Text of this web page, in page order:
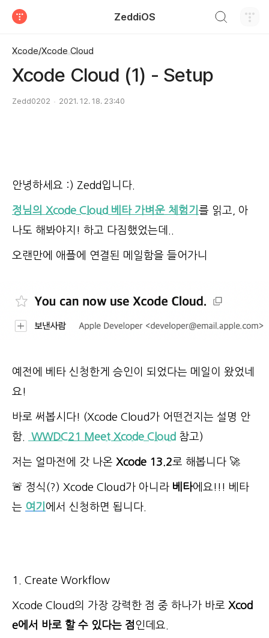
ZeddiOS
Xcode/Xcode Cloud
Xcode Cloud (1) - Setup
Zedd0202 2021. 12. 18. 23:40
안녕하세요 :) Zedd입니다.
정님의 Xcode Cloud 베타 가벼운 체험기 를 읽고, 아
나도 해봐야지! 하고 다짐했었는데..
오랜만에 애플에 연결된 메일함을 들어가니
예전에 베타 신청한게 승인이 되었다는 메일이 왔었네
요!
바로 써봅시다! (Xcode Cloud가 어떤건지는 설명 안
함.
WWDC21 Meet Xcode Cloud 참고)
저는 얼마전에 갓 나온 Xcode 13.2로 해봅니다 🚀
🚨 정식(?) Xcode Cloud가 아니라 베타에요!!! 베타
는 여기 에서 신청하면 됩니다.
1. Create Workflow
Xcode Cloud의 가장 강력한 점 중 하나가 바로 Xcod
e에서 바로 할 수 있다는 점인데요.